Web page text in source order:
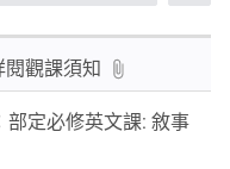
觀課須知
定必修英文課: 敘事